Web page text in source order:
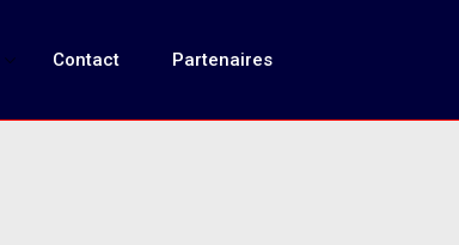
Contact Partenaires